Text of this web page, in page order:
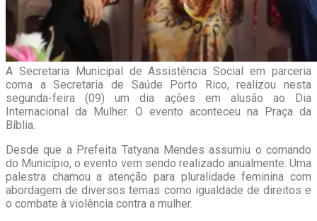
A Secretaria Municipal de Assistência Social em parceria
coma a Secretaria de Saúde Porto Rico, realizou nesta
segunda-feira (09) um dia ações em alusão ao Dia
Internacional da Mulher. O evento aconteceu na Praça da
Bíblia.
Desde que a Prefeita Tatyana Mendes assumiu o comando
do Município, o evento vem sendo realizado anualmente. Uma
palestra chamou a atenção para pluralidade feminina com
abordagem de diversos temas como igualdade de direitos e
o combate à violência contra a mulher.